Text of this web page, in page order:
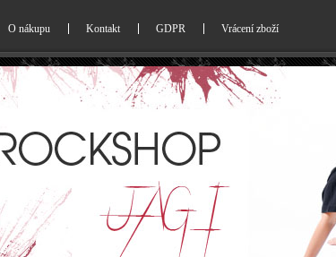
O nákupu Kontakt GDPR Vrácení zboží